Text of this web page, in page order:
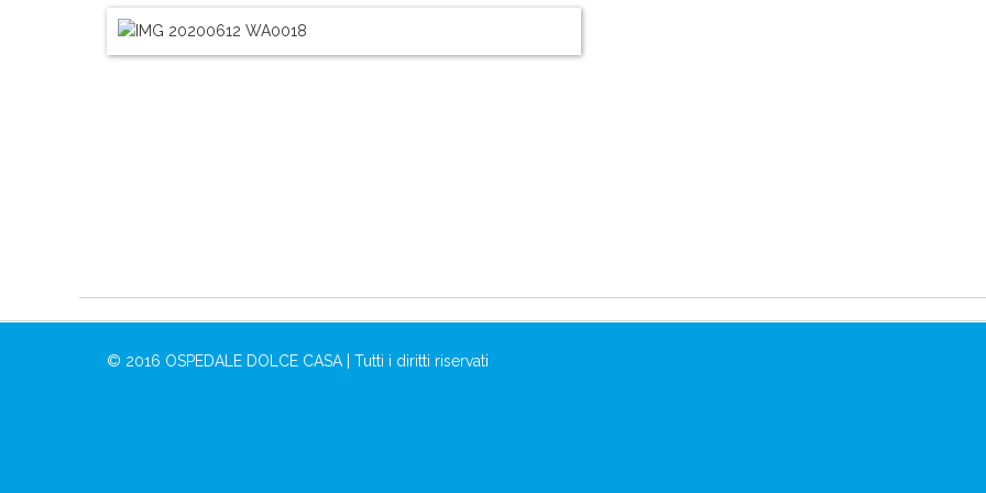
© 2016 OSPEDALE DOLCE CASA | Tutti i diritti riservati